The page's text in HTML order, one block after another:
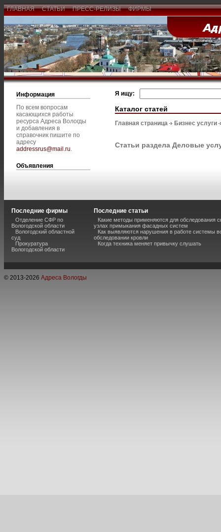
ГЛАВНАЯ СТАТЬИ ПРЕСС-РЕЛИЗЫ ФИРМЫ
Информация
По всем вопросам
касающихся работы
ресурса Адреса Вологды
и добавления в
справочник пишите по
адресу
addressrus@mail.ru.
Объявления
Я ищу:
Каталог статей
Главная страница Бизнес услуги
Статьи раздела Деловые
Последние фирмы
Отделение СФР по
Вологодской области
Вологодский областной
суд
Прокуратура
Вологодской области
Последние статьи
Какие методы применяются для обследования
узлах примыкания фасадных систем
Как выявляются нарушения в работе системы
обследовании кровли
Когда техника меняет привычку слушать
© 2013-2026 Адреса Вологды